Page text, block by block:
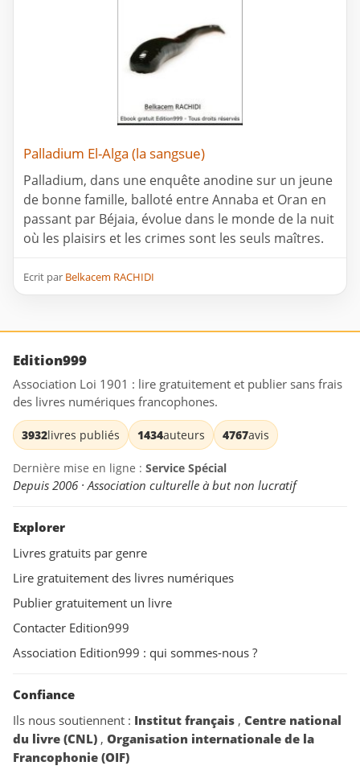
Palladium El-Alga (la sangsue)
Palladium, dans une enquête anodine sur un jeune
de bonne famille, balloté entre Annaba et Oran en
passant par Béjaia, évolue dans le monde de la nuit
où les plaisirs et les crimes sont les seuls maîtres.
Ecrit par Belkacem RACHIDI
Edition999
Association Loi 1901 : lire gratuitement et publier sans frais
des livres numériques francophones.
3932livres publiés 1434auteurs 4767avis
Dernière mise en ligne : Service Spécial
Depuis 2006 · Association culturelle à but non lucratif
Explorer
Livres gratuits par genre
Lire gratuitement des livres numériques
Publier gratuitement un livre
Contacter Edition999
Association Edition999 : qui sommes-nous ?
Confiance
Ils nous soutiennent : Institut français , Centre national
du livre (CNL) , Organisation internationale de la
Francophonie (OIF)